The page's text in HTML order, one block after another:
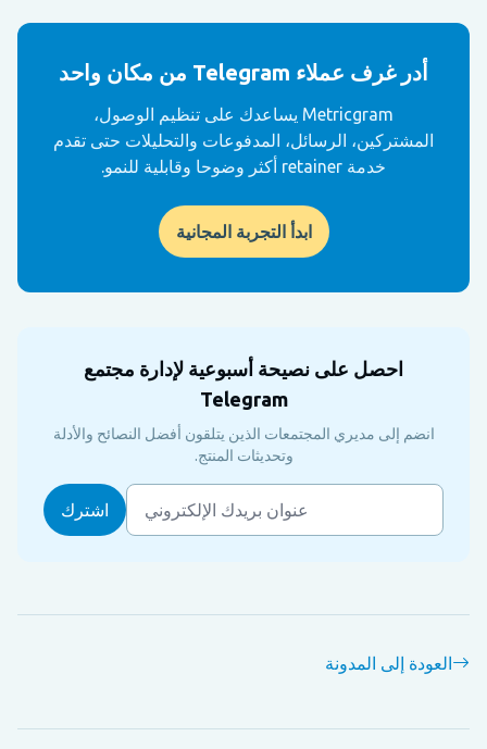
أدر غرف عملاء Telegram من مكان واحد
Metricgram يساعدك على تنظيم الوصول،
المشتركين، الرسائل، المدفوعات والتحليلات حتى تقدم
خدمة retainer أكثر وضوحا وقابلية للنمو.
ابدأ التجربة المجانية
احصل على نصيحة أسبوعية لإدارة مجتمع
Telegram
انضم إلى مديري المجتمعات الذين يتلقون أفضل النصائح والأدلة
وتحديثات المنتج.
العودة إلى المدونة